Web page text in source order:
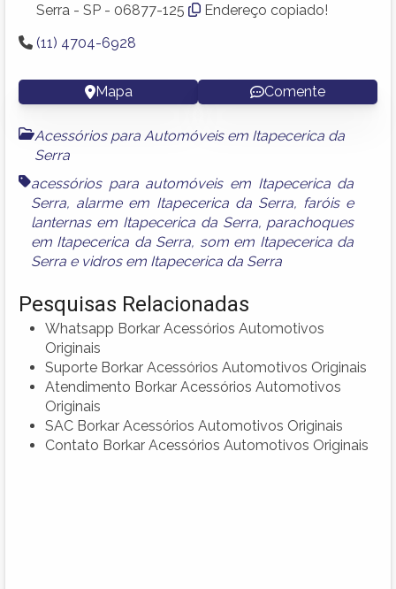
Serra - SP - 06877-125
Endereço copiado!
(11) 4704-6928
Mapa Comente
Acessórios para Automóveis em Itapecerica da
Serra
acessórios para automóveis em Itapecerica da
Serra, alarme em Itapecerica da Serra, faróis e
lanternas em Itapecerica da Serra, parachoques
em Itapecerica da Serra, som em Itapecerica da
Serra e vidros em Itapecerica da Serra
Pesquisas Relacionadas
Whatsapp Borkar Acessórios Automotivos
Originais
Suporte Borkar Acessórios Automotivos Originais
Atendimento Borkar Acessórios Automotivos
Originais
SAC Borkar Acessórios Automotivos Originais
Contato Borkar Acessórios Automotivos Originais